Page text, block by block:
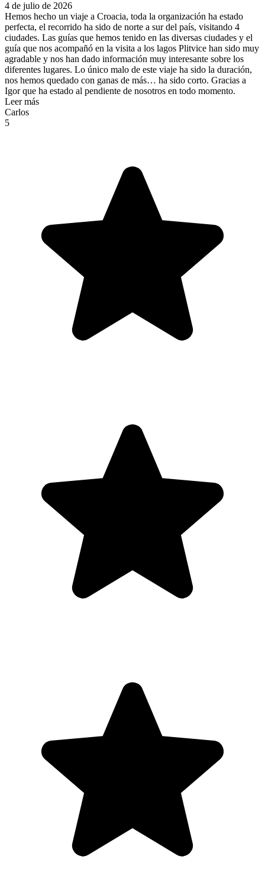
4 de julio de 2026
Hemos hecho un viaje a Croacia, toda la organización ha estado
perfecta, el recorrido ha sido de norte a sur del país, visitando 4
ciudades. Las guías que hemos tenido en las diversas ciudades y el
guía que nos acompañó en la visita a los lagos Plitvice han sido muy
agradable y nos han dado información muy interesante sobre los
diferentes lugares. Lo único malo de este viaje ha sido la duración,
nos hemos quedado con ganas de más… ha sido corto. Gracias a
Igor que ha estado al pendiente de nosotros en todo momento.
Leer más
Carlos
5